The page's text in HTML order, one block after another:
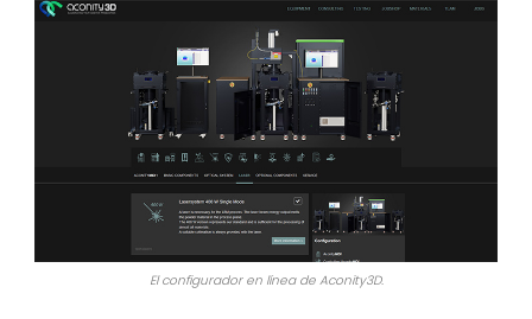
El configurador en línea de Aconity3D.